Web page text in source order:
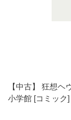
【中古】 狂想ヘ
小学館 [コミック]